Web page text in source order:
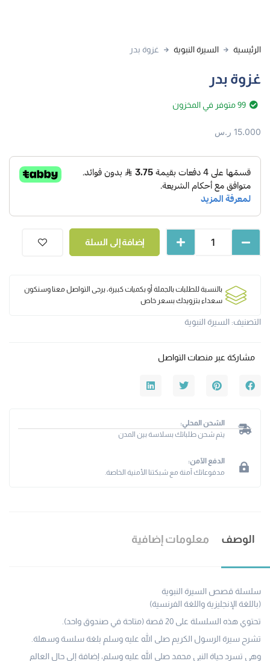
الرئيسية السيرة النبوية غزوة بدر
غزوة بدر
99 متوفر في المخزون
15.000 ر.س
إضافة إلى السلة
بالنسبة للطلبات بالجملة أو بكميات كبيرة، يرجى التواصل معنا وسنكون
سعداء بتزويدك بسعر خاص
التصنيف: السيرة النبوية
مشاركة عبر منصات التواصل
الشحن المحلي:
يتم شحن طلباتك بسلاسة بين المدن
الدفع الآمن:
مدفوعاتك آمنة مع شبكتنا الأمنية الخاصة.
الوصف معلومات إضافية
سلسلة قصص السيرة النبوية
(باللغة الإنجليزية واللغة الفرنسية)
تحتوي هذه السلسلة على 20 قصة (متاحة في صندوق واحد).
تشرح سيرة الرسول الكريم صلى الله عليه وسلم بلغة سلسة وسهلة.
وهي تسرد حياة النبي محمد صلى الله عليه وسلم، إضافة إلى حال العالم